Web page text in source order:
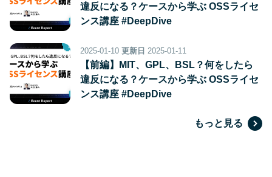
違反になる？ケースから学ぶ OSSライセ
ンス講座 #DeepDive
2025-01-10 更新日 2025-01-11
【前編】MIT、GPL、BSL？何をしたら
違反になる？ケースから学ぶ OSSライセ
ンス講座 #DeepDive
もっと見る